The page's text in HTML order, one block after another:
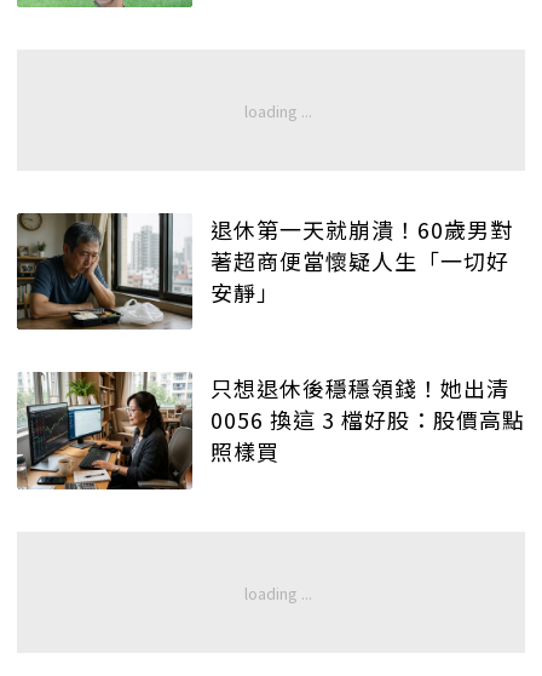
退休第一天就崩潰！60歲男對
著超商便當懷疑人生「一切好
安靜」
只想退休後穩穩領錢！她出清
0056 換這 3 檔好股：股價高點
照樣買